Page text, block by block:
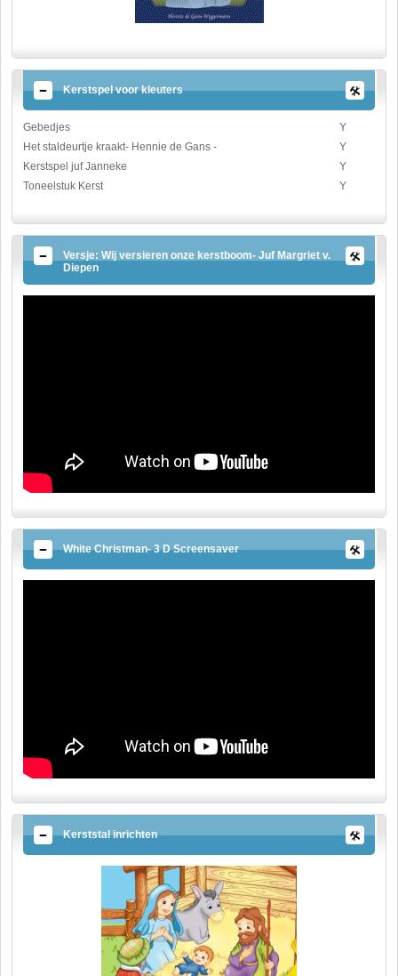
Kerstspel voor kleuters
Gebedjes
Y
Het staldeurtje kraakt- Hennie de Gans -
Y
Kerstspel juf Janneke
Y
Toneelstuk Kerst
Y
Versje: Wij versieren onze kerstboom- Juf Margriet v.
Diepen
White Christman- 3 D Screensaver
Kerststal inrichten